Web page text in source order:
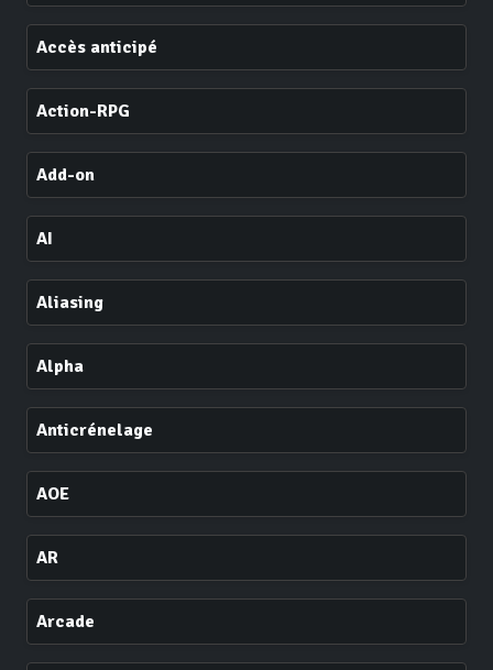
Accès anticipé
Action-RPG
Add-on
AI
Aliasing
Alpha
Anticrénelage
AOE
AR
Arcade